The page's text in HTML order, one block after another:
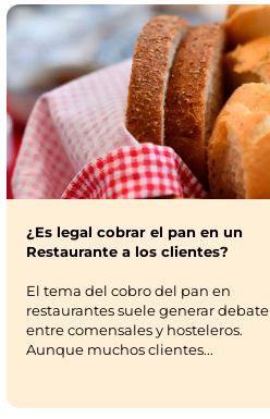
¿Es legal cobrar el pan en un
Restaurante a los clientes?
El tema del cobro del pan en
restaurantes suele generar debate
entre comensales y hosteleros.
Aunque muchos clientes...